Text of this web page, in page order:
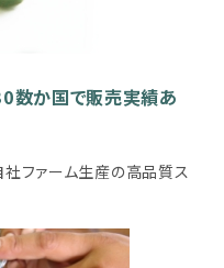
数か国で販売実績あ
ファーム生産の高品質ス